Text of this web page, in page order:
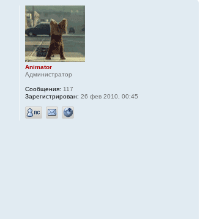
Animator
Администратор
Сообщения: 117
Зарегистрирован: 26 фев 2010, 00:45